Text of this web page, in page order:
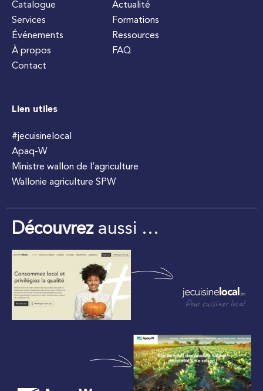
Catalogue
Services
Événements
À propos
Contact
Actualité
Formations
Ressources
FAQ
Lien utiles
#jecuisinelocal
Apaq-W
Ministre wallon de l’agriculture
Wallonie agriculture SPW
Découvrezaussi …
Pour cuisiner local